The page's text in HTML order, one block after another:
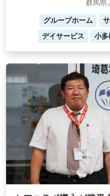
群馬県
グループホーム
デイサービス
小多